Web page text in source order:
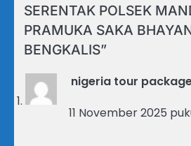
SERENTAK POLSEK
PRAMUKA SAKA
BENGKALIS”
nigeria tour
11 November 2025